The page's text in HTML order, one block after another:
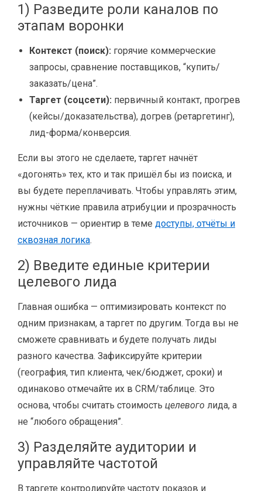
1) Разведите роли каналов по
этапам воронки
Контекст (поиск): горячие коммерческие
запросы, сравнение поставщиков, “купить/
заказать/цена”.
Таргет (соцсети): первичный контакт, прогрев
(кейсы/доказательства), догрев (ретаргетинг),
лид-форма/конверсия.
Если вы этого не сделаете, таргет начнёт
«догонять» тех, кто и так пришёл бы из поиска, и
вы будете переплачивать. Чтобы управлять этим,
нужны чёткие правила атрибуции и прозрачность
источников — ориентир в теме доступы, отчёты и
сквозная логика.
2) Введите единые критерии
целевого лида
Главная ошибка — оптимизировать контекст по
одним признакам, а таргет по другим. Тогда вы не
сможете сравнивать и будете получать лиды
разного качества. Зафиксируйте критерии
(география, тип клиента, чек/бюджет, сроки) и
одинаково отмечайте их в CRM/таблице. Это
основа, чтобы считать стоимость целевого лида, а
не “любого обращения”.
3) Разделяйте аудитории и
управляйте частотой
В таргете контролируйте частоту показов и